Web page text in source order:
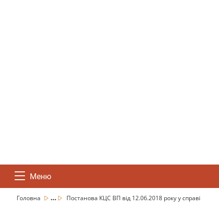
Меню
Головна ...
Постанова КЦС ВП від 12.06.2018 року у справі